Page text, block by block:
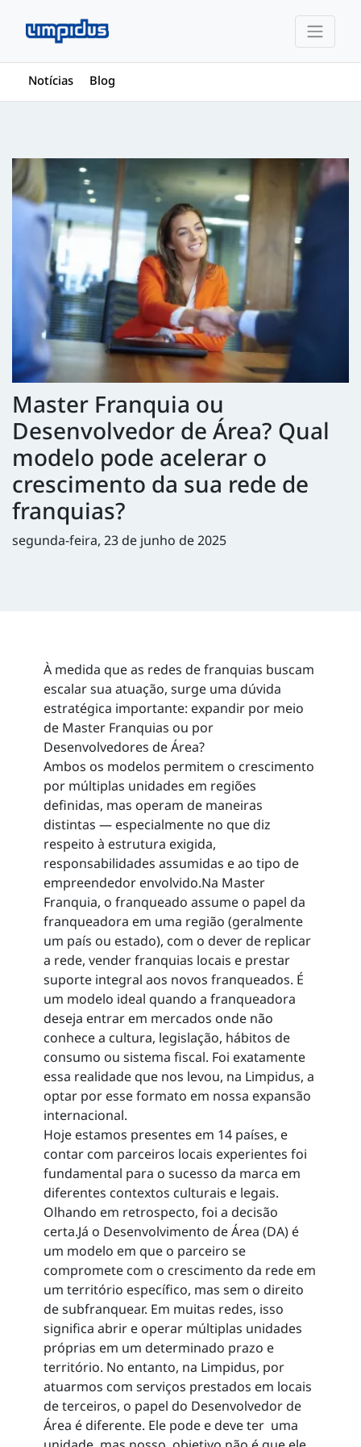
Notícias Blog
Master Franquia ou
Desenvolvedor de Área? Qual
modelo pode acelerar o
crescimento da sua rede de
franquias?
segunda-feira, 23 de junho de 2025
À medida que as redes de franquias buscam
escalar sua atuação, surge uma dúvida
estratégica importante: expandir por meio
de Master Franquias ou por
Desenvolvedores de Área?
Ambos os modelos permitem o crescimento
por múltiplas unidades em regiões
definidas, mas operam de maneiras
distintas — especialmente no que diz
respeito à estrutura exigida,
responsabilidades assumidas e ao tipo de
empreendedor envolvido.Na Master
Franquia, o franqueado assume o papel da
franqueadora em uma região (geralmente
um país ou estado), com o dever de replicar
a rede, vender franquias locais e prestar
suporte integral aos novos franqueados. É
um modelo ideal quando a franqueadora
deseja entrar em mercados onde não
conhece a cultura, legislação, hábitos de
consumo ou sistema fiscal. Foi exatamente
essa realidade que nos levou, na Limpidus, a
optar por esse formato em nossa expansão
internacional.
Hoje estamos presentes em 14 países, e
contar com parceiros locais experientes foi
fundamental para o sucesso da marca em
diferentes contextos culturais e legais.
Olhando em retrospecto, foi a decisão
certa.Já o Desenvolvimento de Área (DA) é
um modelo em que o parceiro se
compromete com o crescimento da rede em
um território específico, mas sem o direito
de subfranquear. Em muitas redes, isso
significa abrir e operar múltiplas unidades
próprias em um determinado prazo e
território. No entanto, na Limpidus, por
atuarmos com serviços prestados em locais
de terceiros, o papel do Desenvolvedor de
Área é diferente. Ele pode e deve ter uma